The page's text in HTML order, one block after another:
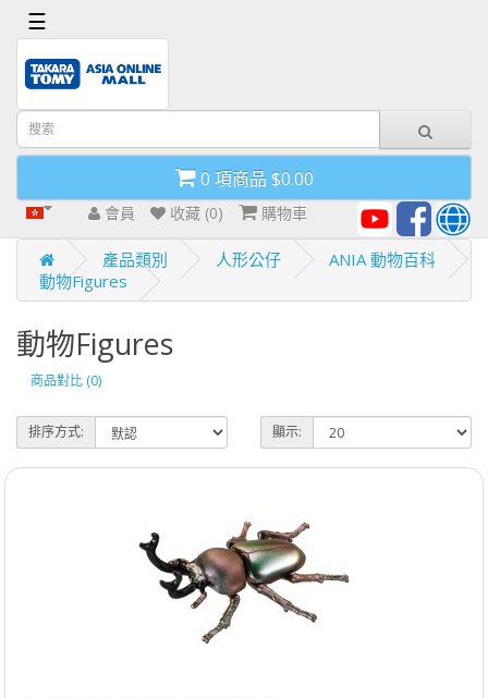
首
頁
導
欄
☰
0 項商品 $0.00
會員 收藏 (0) 購物車
產品類別 人形公仔
ANIA 動物百科
動物Figures
動物Figures
商品對比 (0)
排序方式: 顯示: